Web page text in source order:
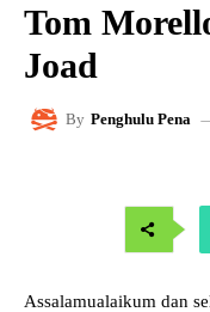
Tom
Joad
By Penghulu Pena
Assalamualaikum dan